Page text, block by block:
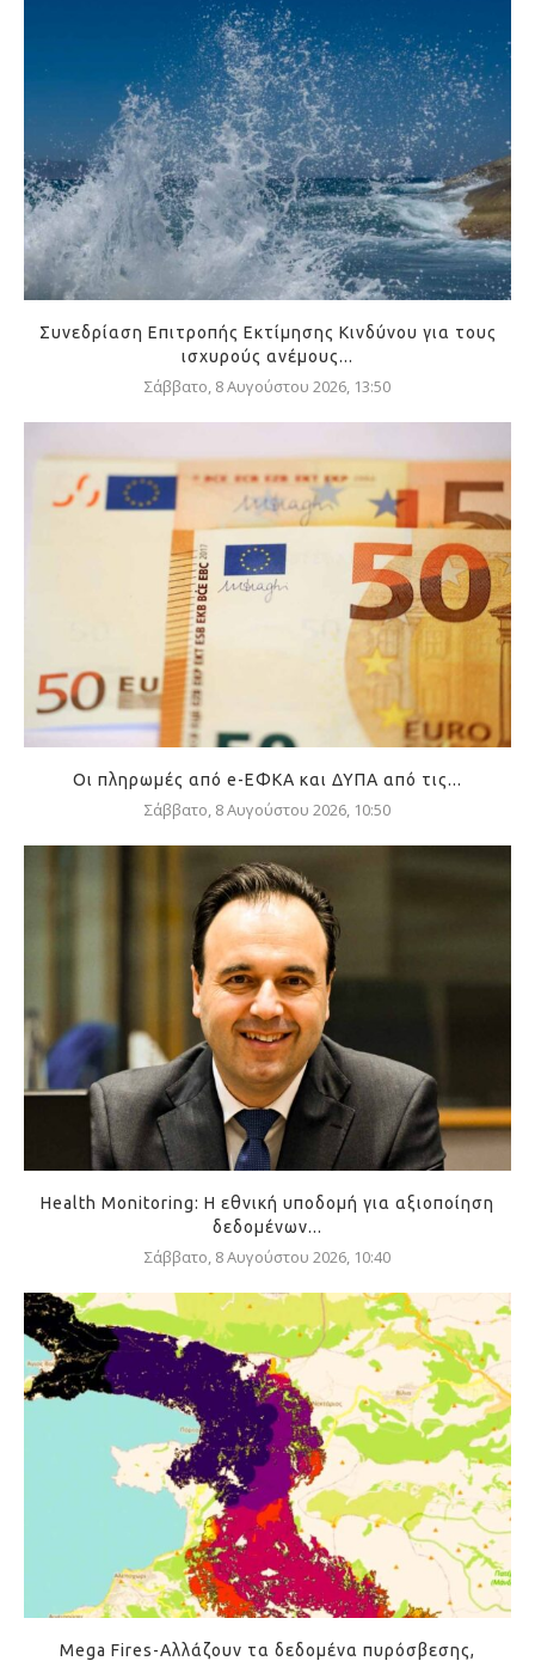
Συνεδρίαση Επιτροπής Εκτίμησης Κινδύνου για τους
ισχυρούς ανέμους...
Σάββατο, 8 Αυγούστου 2026, 13:50
Οι πληρωμές από e-ΕΦΚΑ και ΔΥΠΑ από τις...
Σάββατο, 8 Αυγούστου 2026, 10:50
Health Monitoring: Η εθνική υποδομή για αξιοποίηση
δεδομένων...
Σάββατο, 8 Αυγούστου 2026, 10:40
Mega Fires-Αλλάζουν τα δεδομένα πυρόσβεσης,